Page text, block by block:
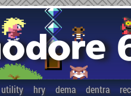
utility hry dema dentra